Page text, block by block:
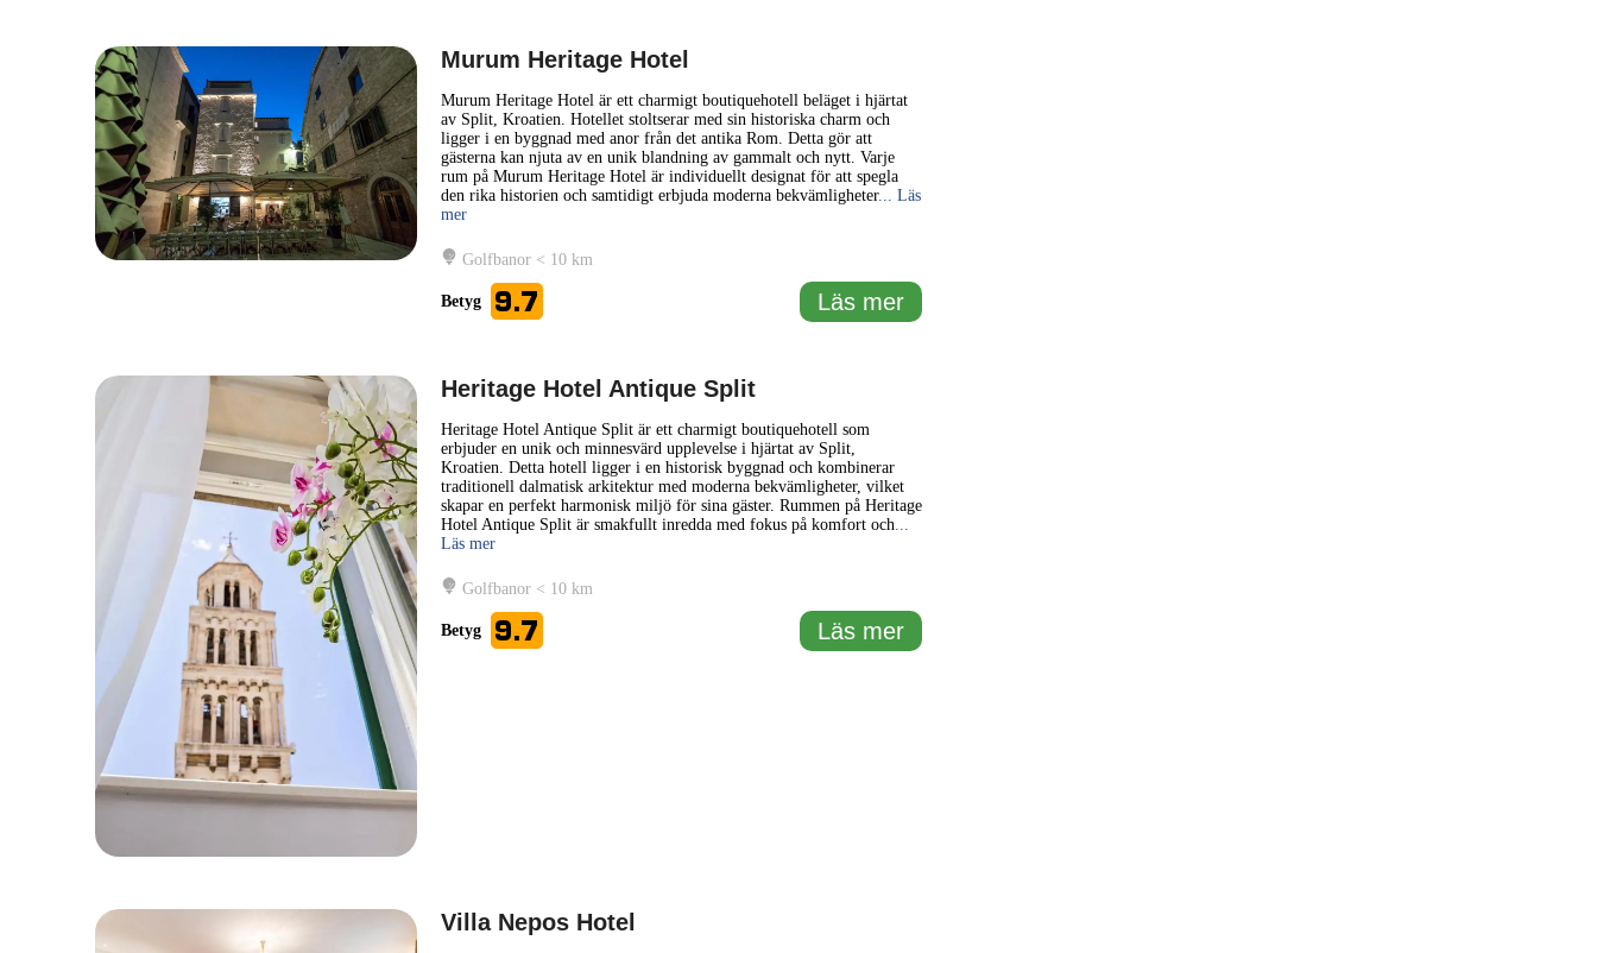
Murum Heritage Hotel
Murum Heritage Hotel är ett charmigt boutiquehotell beläget i hjärtat
av Split, Kroatien. Hotellet stoltserar med sin historiska charm och
ligger i en byggnad med anor från det antika Rom. Detta gör att
gästerna kan njuta av en unik blandning av gammalt och nytt. Varje
rum på Murum Heritage Hotel är individuellt designat för att spegla
den rika historien och samtidigt erbjuda moderna bekvämligheter... Läs
mer
Golfbanor < 10 km
Betyg 9.7 Läs mer
Heritage Hotel Antique Split
Heritage Hotel Antique Split är ett charmigt boutiquehotell som
erbjuder en unik och minnesvärd upplevelse i hjärtat av Split,
Kroatien. Detta hotell ligger i en historisk byggnad och kombinerar
traditionell dalmatisk arkitektur med moderna bekvämligheter, vilket
skapar en perfekt harmonisk miljö för sina gäster. Rummen på Heritage
Hotel Antique Split är smakfullt inredda med fokus på komfort och
Läs mer
Golfbanor < 10 km
Betyg 9.7 Läs mer
Villa Nepos Hotel